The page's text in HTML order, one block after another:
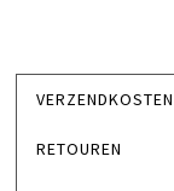
VERZENDKOSTEN
RETOUREN